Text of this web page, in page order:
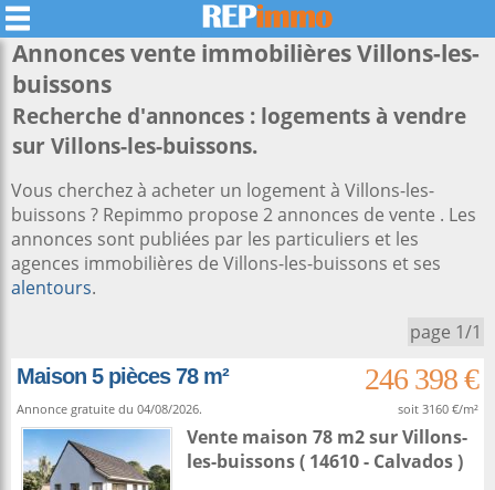
Annonces vente immobilièresVillons-les-
buissons
Recherche d'annonces : logements à vendre
sur Villons-les-buissons.
Vous cherchez à acheter un logement à Villons-les-
buissons ? Repimmo propose 2 annonces de vente . Les
annonces sont publiées par les particuliers et les
agences immobilières de Villons-les-buissons et ses
alentours.
page 1/1
Maison 5 pièces 78 m²
246 398 €
Annonce gratuite du 04/08/2026. soit 3160 €/m²
Vente maison 78 m2surVillons-
les-buissons( 14610 - Calvados )